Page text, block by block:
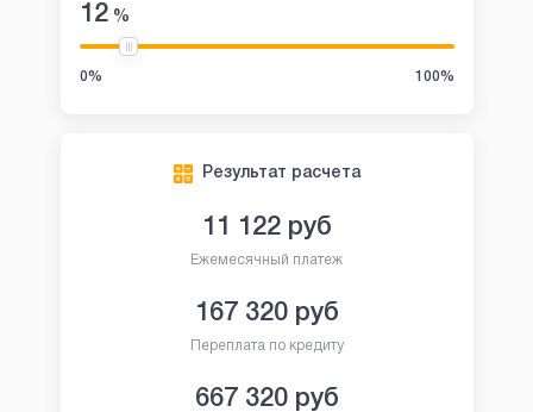
12%
0% 100%
Результат расчета
11 122руб
Ежемесячный платеж
167 320руб
Переплата по кредиту
667 320руб